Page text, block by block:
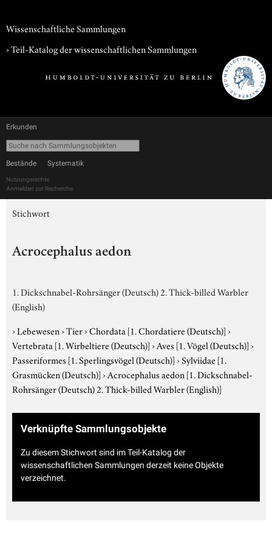
Wissenschaftliche Sammlungen
› Teil-Katalog der wissenschaftlichen Sammlungen
Erkunden
Bestände Systematik
Nutzungsrechte
Anmelden zur Recherche
Stichwort
Acrocephalus aedon
1. Dickschnabel-Rohrsänger (Deutsch) 2. Thick-billed Warbler
(English)
›Lebewesen›Tier›Chordata [1. Chordatiere (Deutsch)]›
Vertebrata [1. Wirbeltiere (Deutsch)]›Aves [1. Vögel (Deutsch)]›
Passeriformes [1. Sperlingsvögel (Deutsch)]›Sylviidae [1.
Grasmücken (Deutsch)]›Acrocephalus aedon [1. Dickschnabel-
Rohrsänger (Deutsch) 2. Thick-billed Warbler (English)]
Verknüpfte Sammlungsobjekte
Zu diesem Stichwort sind im Teil-Katalog der
wissenschaftlichen Sammlungen derzeit keine Objekte
verzeichnet.